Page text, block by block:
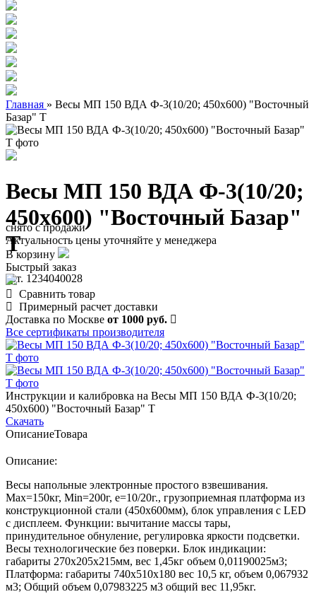
Главная » Весы МП 150 ВДА Ф-3(10/20; 450х600) "Восточный
Базар" Т
Весы МП 150 ВДА Ф-3(10/20;
450х600) "Восточный Базар"
Т
арт. 1234040028
снято с продажи
Актуальность цены уточняйте у менеджера
В корзину
Быстрый заказ
Сравнить товар
Примерный расчет доставки
Доставка по Москве от 1000 руб.
Все сертификаты производителя
Инструкции и калибровка на Весы МП 150 ВДА Ф-3(10/20;
450х600) "Восточный Базар" Т
Скачать
ОписаниеТовара
Описание:
Весы напольные электронные простого взвешивания.
Max=150кг, Min=200г, e=10/20г., грузоприемная платформа из
конструкционной стали (450х600мм), блок управления с LED
с дисплеем. Функции: вычитание массы тары,
принудительное обнуление, регулировка яркости подсветки.
Весы технологические без поверки. Блок индикации:
габариты 270х205х215мм, вес 1,45кг объем 0,01190025м3;
Платформа: габариты 740х510х180 вес 10,5 кг, объем 0,067932
м3; Общий объем 0,07983225 м3 общий вес 11,95кг.